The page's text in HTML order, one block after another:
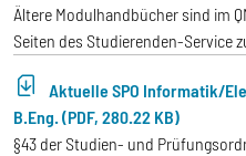
Ältere Modulhandbücher sind im
Seiten des Studierenden-Service
Aktuelle SPO Informatik/
B.Eng. (PDF, 280.22 KB)
§43 der Studien- und